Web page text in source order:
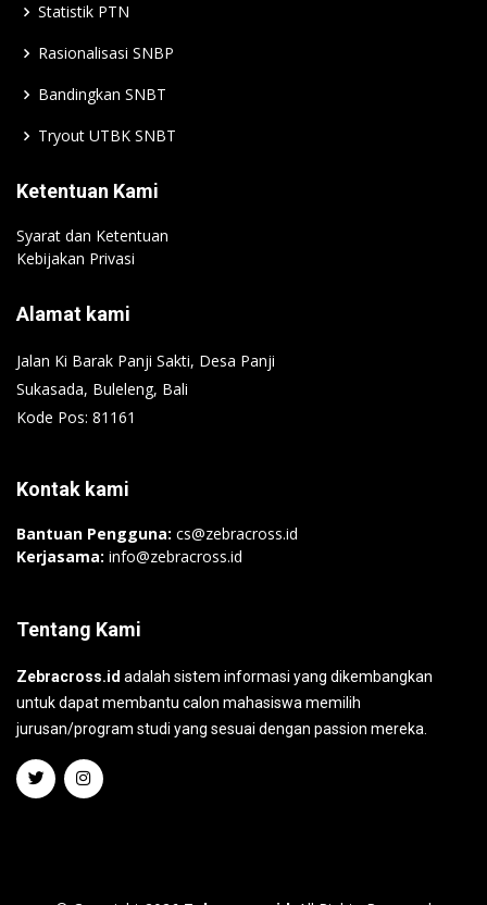
Statistik PTN
Rasionalisasi SNBP
Bandingkan SNBT
Tryout UTBK SNBT
Ketentuan Kami
Syarat dan Ketentuan
Kebijakan Privasi
Alamat kami
Jalan Ki Barak Panji Sakti, Desa Panji
Sukasada, Buleleng, Bali
Kode Pos: 81161
Kontak kami
Bantuan Pengguna: cs@zebracross.id
Kerjasama: info@zebracross.id
Tentang Kami
Zebracross.id adalah sistem informasi yang dikembangkan
untuk dapat membantu calon mahasiswa memilih
jurusan/program studi yang sesuai dengan passion mereka.